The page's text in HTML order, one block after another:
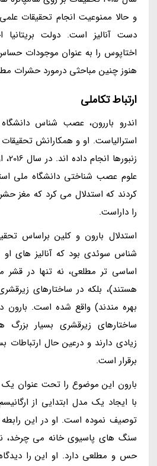
و حالا ممنوعیت انجام تحقیقات
دست آنالیز است. دولت بریتانیا
اختاپوس را به عنوان موجودات
هنوز چنین مباحثی درمورد حشرات
ارتباط تکاملی
اندرو باررون، عصب شناس
استرالیاست. او و همکارانش
علوم عصب شناختی دانشگاه ملی
کردند که استدلال می کرد که مغز
را داراست.
استدلال بارون و کلین براساس
شناس سوئدی بود که آنالیز های
اساسی تر مطلعی، نه تنها در قشر
هستند)، بلکه در ساختارهای
بهره مندند) واقع شده است. بارون
ساختارهای زیرقشری بسیار
زیادی دارند و درعین حال ارتباطات
برقرار است.
بارون این موضوع را تحت عنوان یک
با ایجاد یک مدل ابتدایی از
توصیف نموده است. او در این
سنگ های پاسیوی خانه می چرخد،
حس و مطلعی دارد. او این را